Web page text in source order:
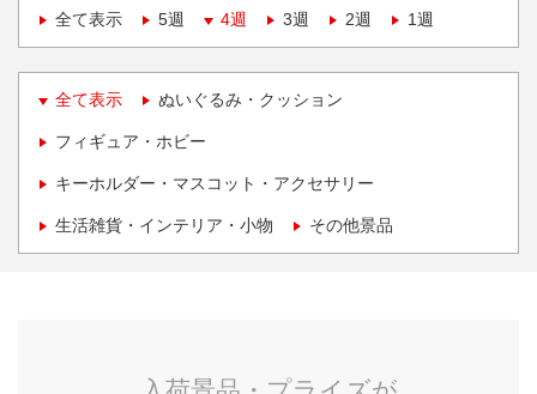
全て表示
5週 4週 3週 2週 1週
全て表示 ぬいぐるみ・クッション
フィギュア・ホビー
キーホルダー・マスコット・アクセサリー
生活雑貨・インテリア・小物 その他景品